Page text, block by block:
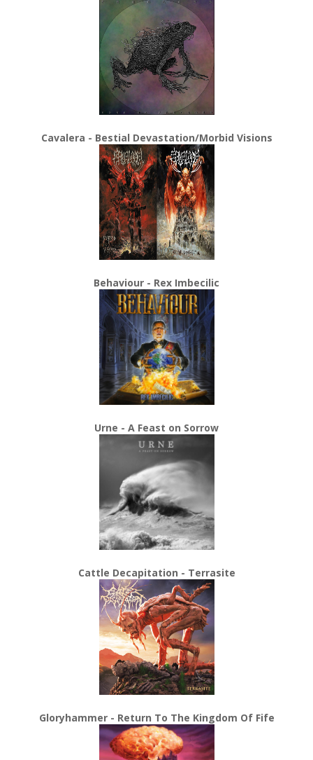
Cavalera - Bestial Devastation/Morbid Visions
Behaviour - Rex Imbecilic
Urne - A Feast on Sorrow
Cattle Decapitation - Terrasite
Gloryhammer - Return To The Kingdom Of Fife